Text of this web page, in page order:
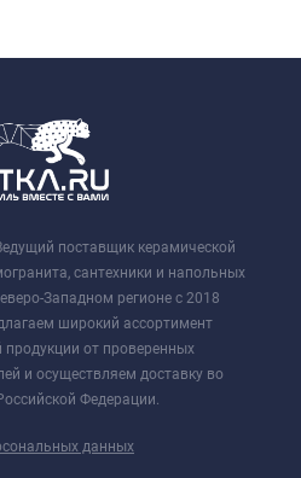
поставщик керамической
сантехники и напольных
Западном регионе с 2018
широкий ассортимент
продукции от проверенных
и осуществляем доставку во
Федерации.
данных